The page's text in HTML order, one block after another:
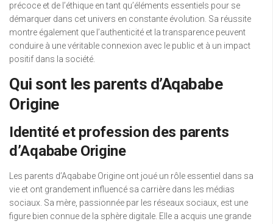
précoce et de l’éthique en tant qu’éléments essentiels pour se
démarquer dans cet univers en constante évolution. Sa réussite
montre également que l’authenticité et la transparence peuvent
conduire à une véritable connexion avec le public et à un impact
positif dans la société.
Qui sont les parents d’Aqababe
Origine
Identité et profession des parents
d’Aqababe Origine
Les parents d’Aqababe Origine ont joué un rôle essentiel dans sa
vie et ont grandement influencé sa carrière dans les médias
sociaux. Sa mère, passionnée par les réseaux sociaux, est une
figure bien connue de la sphère digitale. Elle a acquis une grande